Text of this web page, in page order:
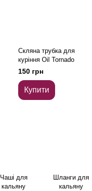
Скляна трубка для
куріння Oil Tornado
150 грн
Купити
Чаші для
кальяну
Шланги для
кальяну